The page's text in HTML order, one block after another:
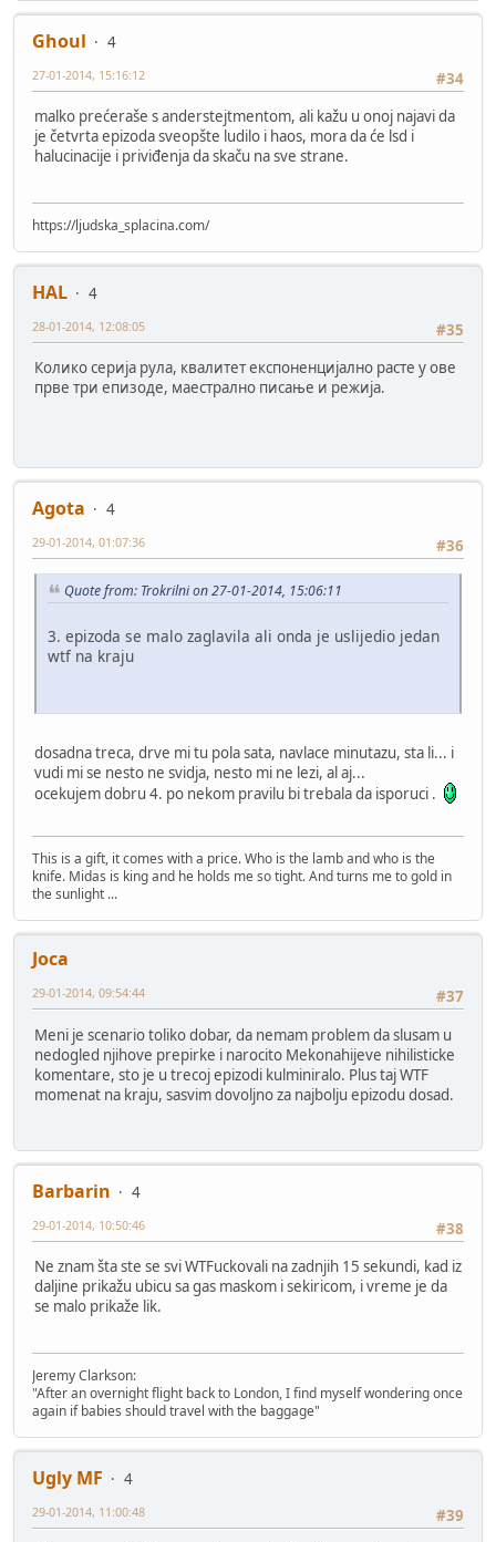
Ghoul
4
#34
27-01-2014, 15:16:12
malko prećeraše s anderstejtmentom, ali kažu u onoj najavi da
je četvrta epizoda sveopšte ludilo i haos, mora da će lsd i
halucinacije i priviđenja da skaču na sve strane.
https://ljudska_splacina.com/
HAL
4
#35
28-01-2014, 12:08:05
Колико серија рула, квалитет експоненцијално расте у ове
прве три епизоде, маестрално писање и режија.
Agota
4
#36
29-01-2014, 01:07:36
Quote from: Trokrilni on 27-01-2014, 15:06:11
3. epizoda se malo zaglavila ali onda je uslijedio jedan
wtf na kraju
dosadna treca, drve mi tu pola sata, navlace minutazu, sta li... i
vudi mi se nesto ne svidja, nesto mi ne lezi, al aj...
ocekujem dobru 4. po nekom pravilu bi trebala da isporuci .
This is a gift, it comes with a price. Who is the lamb and who is the
knife. Midas is king and he holds me so tight. And turns me to gold in
the sunlight ...
Joca
#37
29-01-2014, 09:54:44
Meni je scenario toliko dobar, da nemam problem da slusam u
nedogled njihove prepirke i narocito Mekonahijeve nihilisticke
komentare, sto je u trecoj epizodi kulminiralo. Plus taj WTF
momenat na kraju, sasvim dovoljno za najbolju epizodu dosad.
Barbarin
4
#38
29-01-2014, 10:50:46
Ne znam šta ste se svi WTFuckovali na zadnjih 15 sekundi, kad iz
daljine prikažu ubicu sa gas maskom i sekiricom, i vreme je da
se malo prikaže lik.
Jeremy Clarkson:
"After an overnight flight back to London, I find myself wondering once
again if babies should travel with the baggage"
Ugly MF
4
#39
29-01-2014, 11:00:48